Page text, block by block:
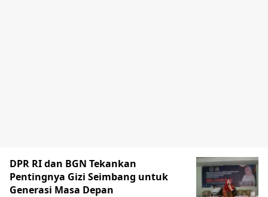
DPR RI dan BGN Tekankan
Pentingnya Gizi Seimbang untuk
Generasi Masa Depan